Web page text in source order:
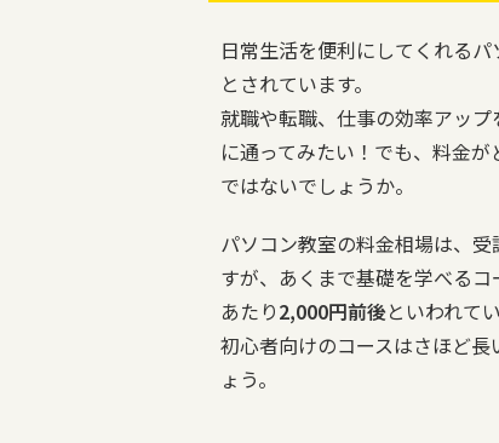
日常生活を便利にしてくれる
とされています。
就職や転職、仕事の効率アッ
に通ってみたい！でも、料金
ではないでしょうか。
パソコン教室の料金相場は、
すが、あくまで基礎を学べる
あたり2,000円前後といわれて
初心者向けのコースはさほど
ょう。